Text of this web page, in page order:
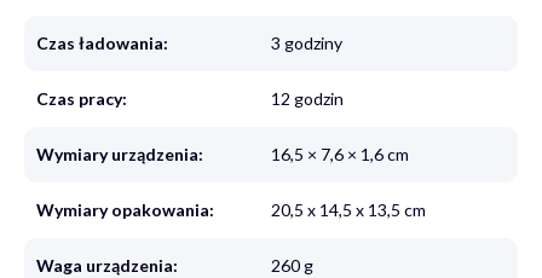
Czas ładowania: 3 godziny
Czas pracy: 12 godzin
Wymiary urządzenia: 16,5 × 7,6 × 1,6 cm
Wymiary opakowania: 20,5 x 14,5 x 13,5 cm
Waga urządzenia: 260 g